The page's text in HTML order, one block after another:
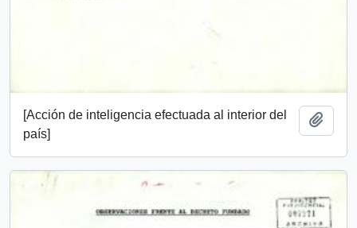
[Acción de inteligencia efectuada al interior del
país]